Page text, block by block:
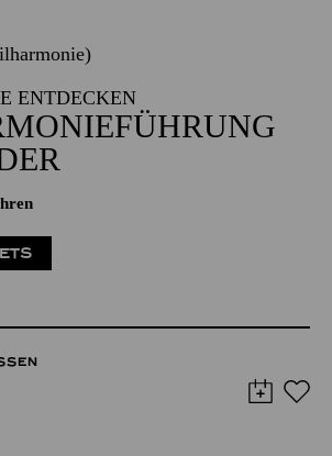
ENTDECKEN